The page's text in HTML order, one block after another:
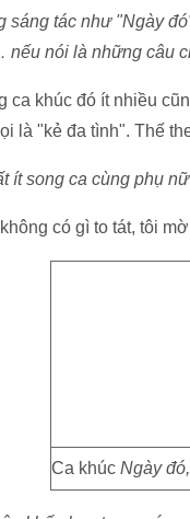
sáng tác như "Ngày
nói là những câu
ca khúc đó ít nhiều
là "kẻ đa tình". Thế
ít song ca cùng phụ
có gì to tát, tôi
Ca khúc Ngày đó,